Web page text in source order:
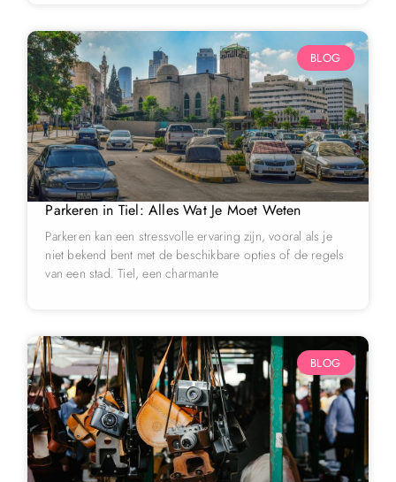
BLOG
Parkeren in Tiel: Alles Wat Je Moet Weten
Parkeren kan een stressvolle ervaring zijn, vooral als je
niet bekend bent met de beschikbare opties of de regels
van een stad. Tiel, een charmante
BLOG